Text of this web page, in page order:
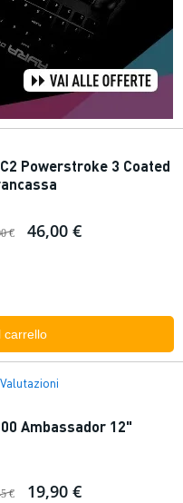
Powerstroke 3 Coated
€ 46,00 €
carrello
Ambassador 12"
€ 19,90 €